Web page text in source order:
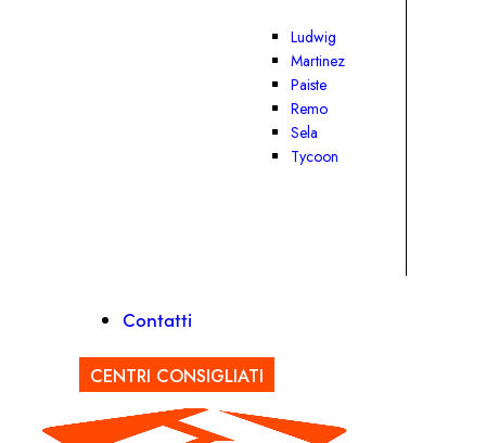
Ludwig
Martinez
Paiste
Remo
Sela
Tycoon
Contatti
CENTRI CONSIGLIATI